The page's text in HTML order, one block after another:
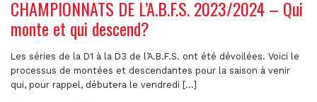
CHAMPIONNATS DE L’A.B.F.S. 2023/2024 – Qui
monte et qui descend?
Les séries de la D1 à la D3 de l’A.B.F.S. ont été dévoilées. Voici le
processus de montées et descendantes pour la saison à venir
qui, pour rappel, débutera le vendredi [...]